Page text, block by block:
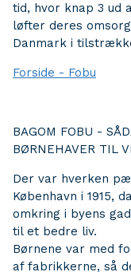
tid, hvor knap 3 ud
løfter deres
Danmark i
Forside - Fobu
BAGOM FOBU -
BØRNEHAVER TIL
Der var hverken
København i 1915,
omkring i byens
til et bedre liv.
Børnene var med
af fabrikkerne, så